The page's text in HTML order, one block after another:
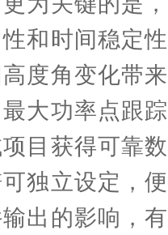
和时间稳定
度角变化带
大功率点跟
目获得可靠
独立设定，
出的影响，